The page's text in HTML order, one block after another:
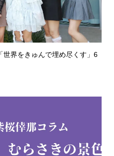
界をきゅんで埋め尽くす」6